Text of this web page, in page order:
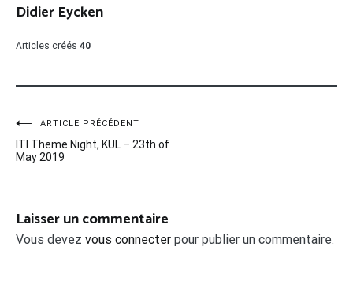
Didier Eycken
Articles créés 40
Navigation
de
ARTICLE PRÉCÉDENT
ITI Theme Night, KUL – 23th of
May 2019
Laisser un commentaire
Vous devez vous connecter pour publier un commentaire.